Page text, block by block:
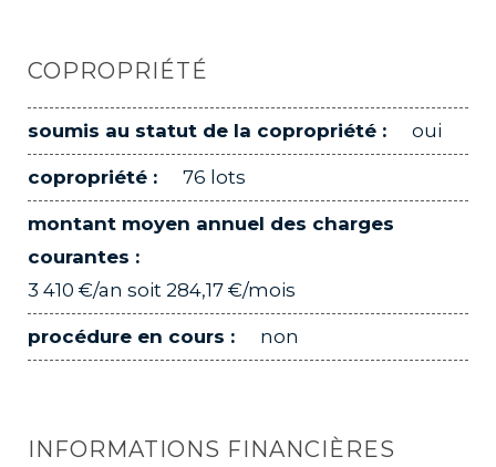
COPROPRIÉTÉ
soumis au statut de la copropriété : oui
copropriété : 76 lots
montant moyen annuel des charges
courantes :
3 410 €/an soit 284,17 €/mois
procédure en cours : non
INFORMATIONS FINANCIÈRES